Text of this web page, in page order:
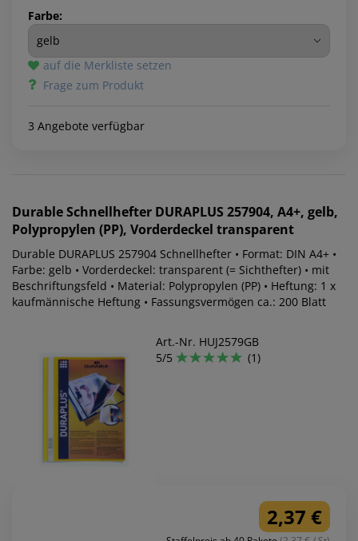
Farbe:
auf die Merkliste setzen
Frage zum Produkt
3 Angebote verfügbar
DurableSchnellhefter DURAPLUS 257904, A4+, gelb,
Polypropylen (PP), Vorderdeckel transparent
Durable DURAPLUS 257904 Schnellhefter • Format: DIN A4+ •
Farbe: gelb • Vorderdeckel: transparent (= Sichthefter) • mit
Beschriftungsfeld • Material: Polypropylen (PP) • Heftung: 1 x
kaufmännische Heftung • Fassungsvermögen ca.: 200 Blatt
Art.-Nr. HUJ2579GB
5/5
(1)
2,37 €